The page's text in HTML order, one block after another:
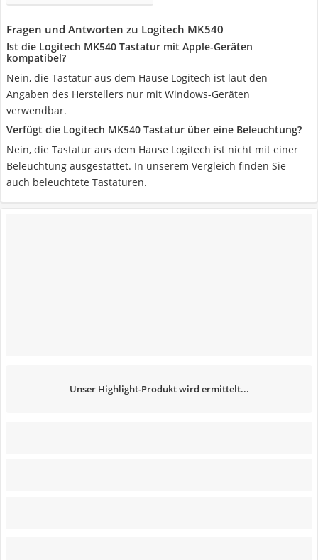
Fragen und Antworten zu Logitech MK540
Ist die Logitech MK540 Tastatur mit Apple-Geräten
kompatibel?
Nein, die Tastatur aus dem Hause Logitech ist laut den
Angaben des Herstellers nur mit Windows-Geräten
verwendbar.
Verfügt die Logitech MK540 Tastatur über eine Beleuchtung?
Nein, die Tastatur aus dem Hause Logitech ist nicht mit einer
Beleuchtung ausgestattet. In unserem Vergleich finden Sie
auch beleuchtete Tastaturen.
Unser Highlight-Produkt wird ermittelt...